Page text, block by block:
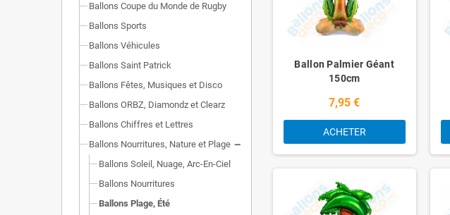
Ballons Coupe du Monde de Rugby
Ballons Sports
Ballons Véhicules
Ballons Saint Patrick
Ballons Fêtes, Musiques et Disco
Ballons ORBZ, Diamondz et Clearz
Ballons Chiffres et Lettres
Ballons Nourritures, Nature et Plage
Ballons Soleil, Nuage, Arc-En-Ciel
Ballons Nourritures
Ballons Plage, Été
Ballon Palmier Géant
150cm
7,95 €
ACHETER